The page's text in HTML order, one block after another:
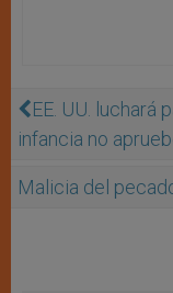
EE. UU. luchará
infancia no
Malicia del